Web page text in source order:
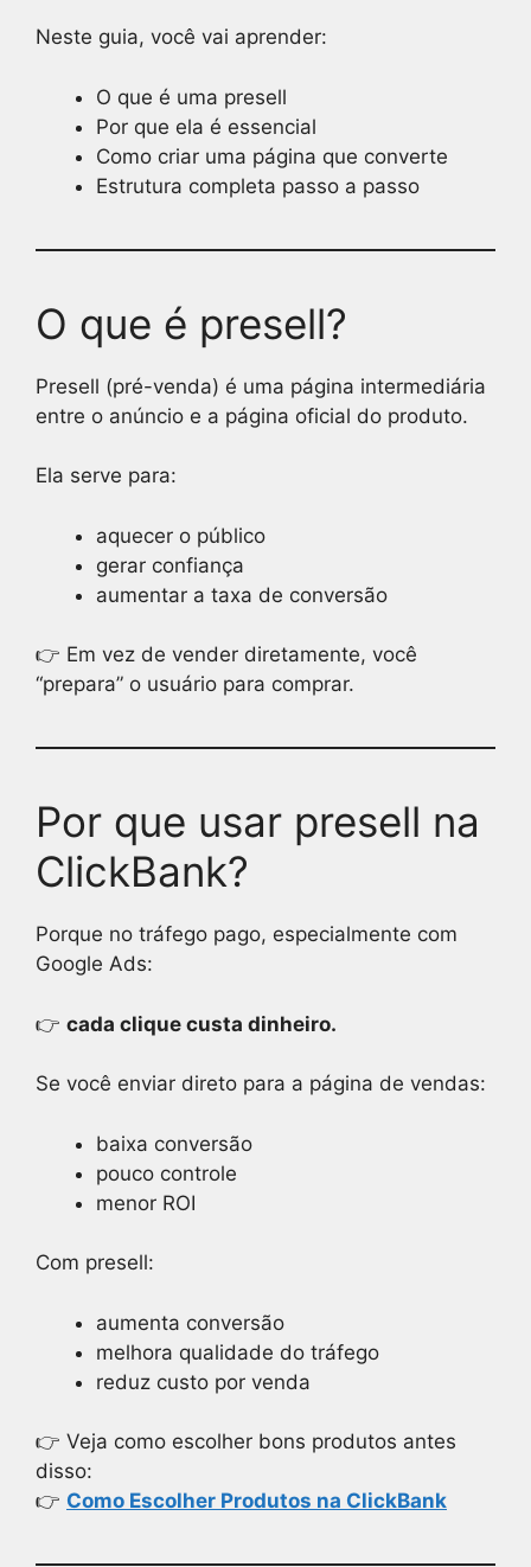
Neste guia, você vai aprender:
O que é uma presell
Por que ela é essencial
Como criar uma página que converte
Estrutura completa passo a passo
O que é presell?
Presell (pré-venda) é uma página intermediária
entre o anúncio e a página oficial do produto.
Ela serve para:
aquecer o público
gerar confiança
aumentar a taxa de conversão
👉 Em vez de vender diretamente, você
“prepara” o usuário para comprar.
Por que usar presell na
ClickBank?
Porque no tráfego pago, especialmente com
Google Ads:
👉 cada clique custa dinheiro.
Se você enviar direto para a página de vendas:
baixa conversão
pouco controle
menor ROI
Com presell:
aumenta conversão
melhora qualidade do tráfego
reduz custo por venda
👉 Veja como escolher bons produtos antes
disso:
👉 Como Escolher Produtos na ClickBank